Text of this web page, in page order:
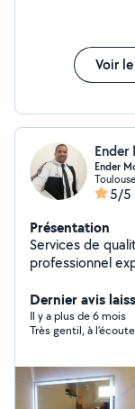
Voir
Ender
Ender
5/5
Présentation
Services de qualité
professionnel
résidentiel Remplacement d'ampoules Entretien
électrique des volets Entretien des rideaux
Bricolage en général Travaux de peinture
n'hésitez pas à
votre maison
Dernier avis
Il y a plus de 6 mois